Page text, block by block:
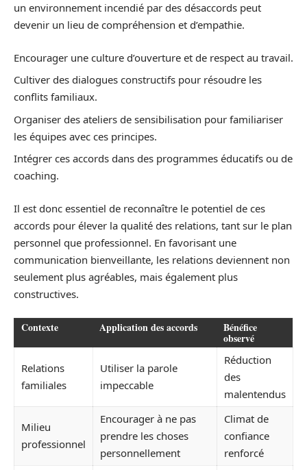
un environnement incendié par des désaccords peut
devenir un lieu de compréhension et d’empathie.
Encourager une culture d’ouverture et de respect au travail.
Cultiver des dialogues constructifs pour résoudre les
conflits familiaux.
Organiser des ateliers de sensibilisation pour familiariser
les équipes avec ces principes.
Intégrer ces accords dans des programmes éducatifs ou de
coaching.
Il est donc essentiel de reconnaître le potentiel de ces
accords pour élever la qualité des relations, tant sur le plan
personnel que professionnel. En favorisant une
communication bienveillante, les relations deviennent non
seulement plus agréables, mais également plus
constructives.
Contexte Application des accords Bénéfice
observé
Relations
familiales
Utiliser la parole
impeccable
Réduction
des
malentendus
Milieu
professionnel
Encourager à ne pas
prendre les choses
personnellement
Climat de
confiance
renforcé